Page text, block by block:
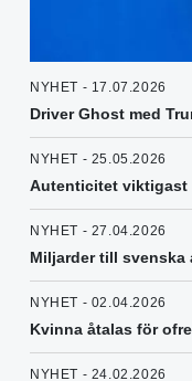
NYHET - 17.07.2026
Driver Ghost med
NYHET - 25.05.2026
Autenticitet viktigast
NYHET - 27.04.2026
Miljarder till
NYHET - 02.04.2026
Kvinna åtalas för
NYHET - 24.02.2026